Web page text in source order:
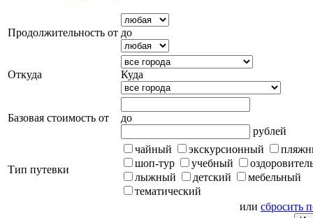
Продолжительность от до
Откуда Куда
Базовая стоимость от
до
рублей
Тип путевки
чайный экскурсионный
шоп-тур
учебный
лыжный
детский
мебельный
тематический
или сбросить